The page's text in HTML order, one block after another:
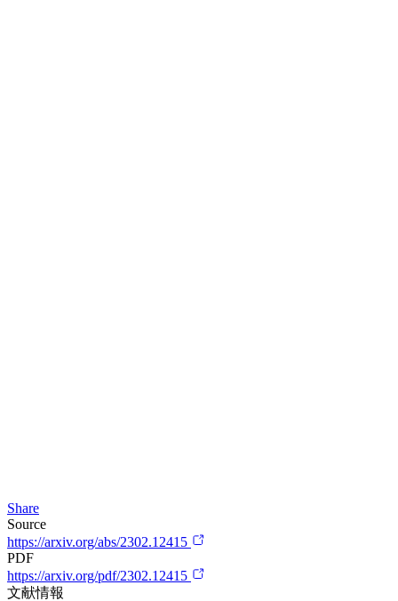
Share
Source
https://arxiv.org/abs/2302.12415
PDF
https://arxiv.org/pdf/2302.12415
文献情報